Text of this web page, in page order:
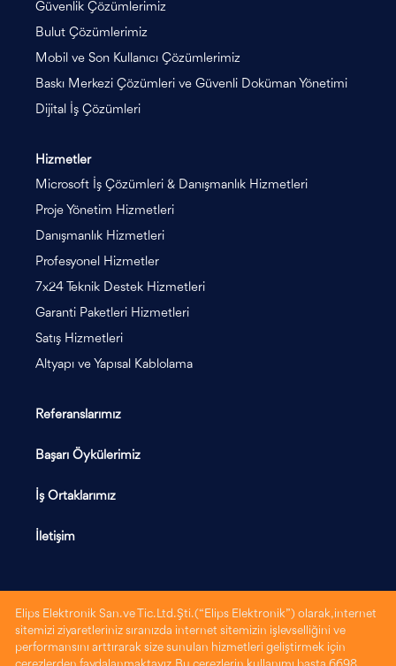
Elips Elektronik San. ve Tic. Ltd. Şti. (“Elips Elektronik”) olarak, internet
sitemizi ziyaretleriniz sıranızda internet sitemizin işlevselliğini ve
performansını arttırarak size sunulan hizmetleri geliştirmek için
Güvenlik Çözümlerimiz
Bulut Çözümlerimiz
Mobil ve Son Kullanıcı Çözümlerimiz
Baskı Merkezi Çözümleri ve Güvenli Doküman Yönetimi
Dijital İş Çözümleri
Hizmetler
Microsoft İş Çözümleri & Danışmanlık Hizmetleri
Proje Yönetim Hizmetleri
Danışmanlık Hizmetleri
Profesyonel Hizmetler
7x24 Teknik Destek Hizmetleri
Garanti Paketleri Hizmetleri
Satış Hizmetleri
Altyapı ve Yapısal Kablolama
Referanslarımız
Başarı Öykülerimiz
İş Ortaklarımız
İletişim